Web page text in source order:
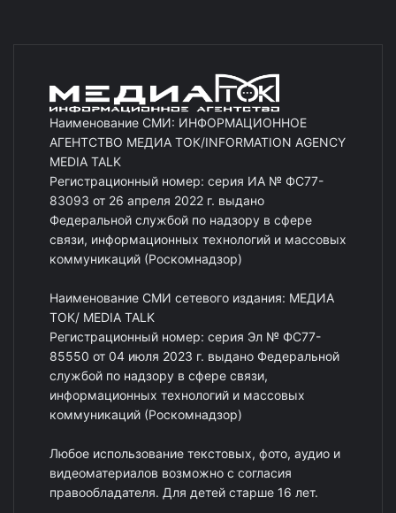
Наименование СМИ: ИНФОРМАЦИОННОЕ
АГЕНТСТВО МЕДИА ТОК/INFORMATION AGENCY
MEDIA TALK
Регистрационный номер: серия ИА № ФС77-
83093 от 26 апреля 2022 г. выдано
Федеральной службой по надзору в сфере
связи, информационных технологий и массовых
коммуникаций (Роскомнадзор)
Наименование СМИ сетевого издания: МЕДИА
ТОК/ MEDIA TALK
Регистрационный номер: серия Эл № ФС77-
85550 от 04 июля 2023 г. выдано Федеральной
службой по надзору в сфере связи,
информационных технологий и массовых
коммуникаций (Роскомнадзор)
Любое использование текстовых, фото, аудио и
видеоматериалов возможно с согласия
правообладателя. Для детей старше 16 лет.